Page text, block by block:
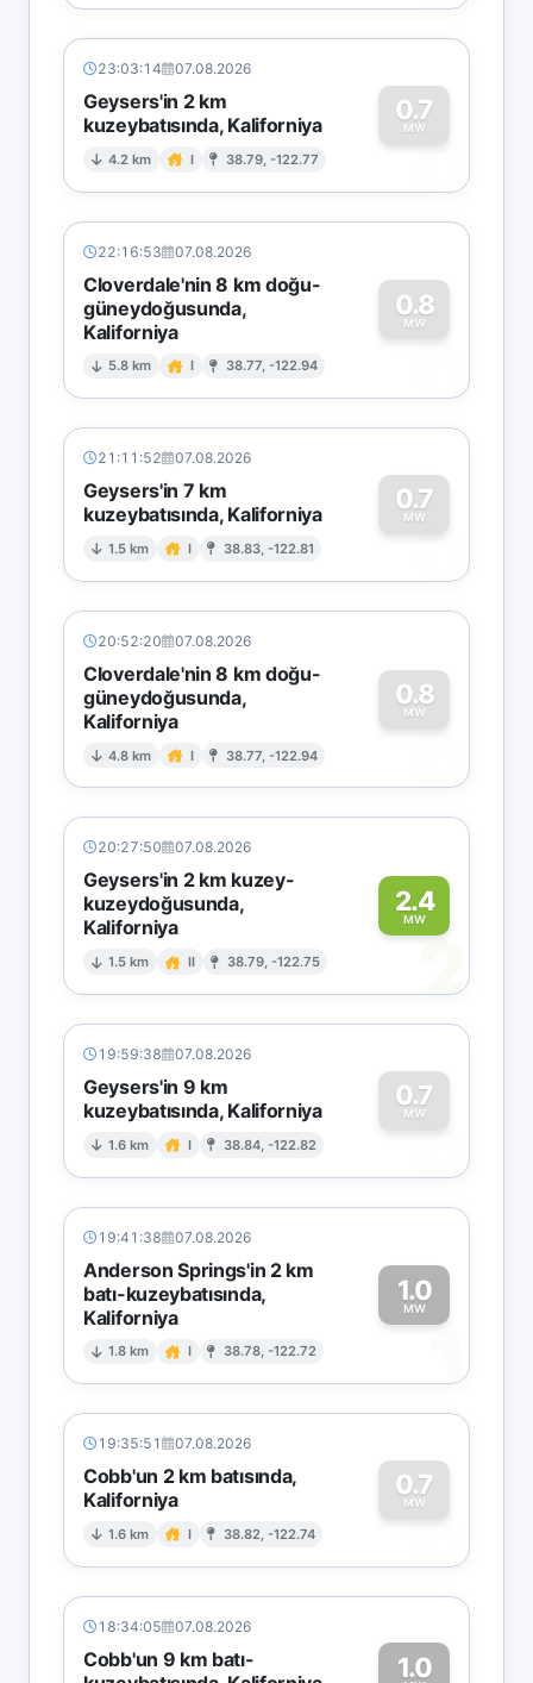
23:03:14 07.08.2026
Geysers'in 2 km
kuzeybatısında, Kaliforniya
4.2 km I 38.79, -122.77
0.7
MW
0
22:16:53 07.08.2026
Cloverdale'nin 8 km doğu-
güneydoğusunda,
Kaliforniya
5.8 km I 38.77, -122.94
0.8
MW
0
21:11:52 07.08.2026
Geysers'in 7 km
kuzeybatısında, Kaliforniya
1.5 km I 38.83, -122.81
0.7
MW
0
20:52:20 07.08.2026
Cloverdale'nin 8 km doğu-
güneydoğusunda,
Kaliforniya
4.8 km I 38.77, -122.94
0.8
MW
0
20:27:50 07.08.2026
Geysers'in 2 km kuzey-
kuzeydoğusunda,
Kaliforniya
1.5 km II 38.79, -122.75
2.4
MW
2
19:59:38 07.08.2026
Geysers'in 9 km
kuzeybatısında, Kaliforniya
1.6 km I 38.84, -122.82
0.7
MW
0
19:41:38 07.08.2026
Anderson Springs'in 2 km
batı-kuzeybatısında,
Kaliforniya
1.8 km I 38.78, -122.72
1.0
MW
1
19:35:51 07.08.2026
Cobb'un 2 km batısında,
Kaliforniya
1.6 km I 38.82, -122.74
0.7
MW
0
18:34:05 07.08.2026
Cobb'un 9 km batı-
1.0